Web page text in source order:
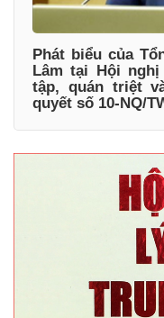
Phát biểu của
Lâm tại Hội
tập, quán triệt
quyết số 10-NQ/